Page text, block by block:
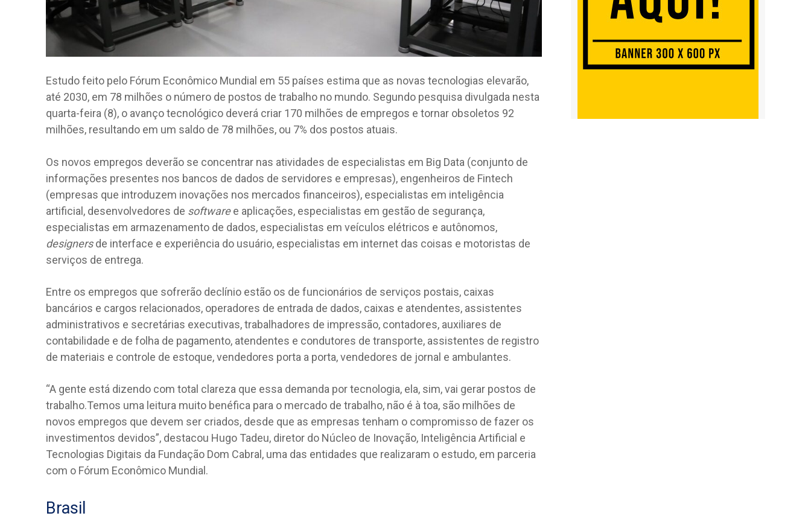
Estudo feito pelo Fórum Econômico Mundial em 55 países estima que as novas tecnologias elevarão,
até 2030, em 78 milhões o número de postos de trabalho no mundo. Segundo pesquisa divulgada nesta
quarta-feira (8), o avanço tecnológico deverá criar 170 milhões de empregos e tornar obsoletos 92
milhões, resultando em um saldo de 78 milhões, ou 7% dos postos atuais.
Os novos empregos deverão se concentrar nas atividades de especialistas em Big Data (conjunto de
informações presentes nos bancos de dados de servidores e empresas), engenheiros de Fintech
(empresas que introduzem inovações nos mercados financeiros), especialistas em inteligência
artificial, desenvolvedores de softwaree aplicações, especialistas em gestão de segurança,
especialistas em armazenamento de dados, especialistas em veículos elétricos e autônomos,
designersde interface e experiência do usuário, especialistas em internet das coisas e motoristas de
serviços de entrega.
Entre os empregos que sofrerão declínio estão os de funcionários de serviços postais, caixas
bancários e cargos relacionados, operadores de entrada de dados, caixas e atendentes, assistentes
administrativos e secretárias executivas, trabalhadores de impressão, contadores, auxiliares de
contabilidade e de folha de pagamento, atendentes e condutores de transporte, assistentes de registro
de materiais e controle de estoque, vendedores porta a porta, vendedores de jornal e ambulantes.
“A gente está dizendo com total clareza que essa demanda por tecnologia, ela, sim, vai gerar postos de
trabalho.Temos uma leitura muito benéfica para o mercado de trabalho, não é à toa, são milhões de
novos empregos que devem ser criados, desde que as empresas tenham o compromisso de fazer os
investimentos devidos”, destacou Hugo Tadeu, diretor do Núcleo de Inovação, Inteligência Artificial e
Tecnologias Digitais da Fundação Dom Cabral, uma das entidades que realizaram o estudo, em parceria
com o Fórum Econômico Mundial.
Brasil